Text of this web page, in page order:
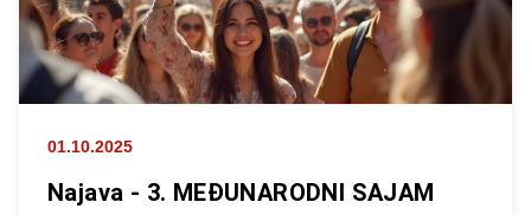
01.10.2025
Najava - 3. MEĐUNARODNI SAJAM